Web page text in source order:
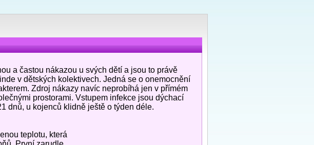
a častou nákazou u svých dětí a jsou to právě
v dětských kolektivech. Jedná se o onemocnění
Zdroj nákazy navíc neprobíhá jen v přímém
prostorami. Vstupem infekce jsou dýchací
dnů, u kojenců klidně ještě o týden déle.
teplotu, která